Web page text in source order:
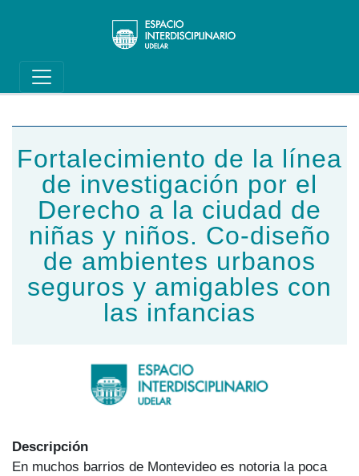
Main navigation
Fortalecimiento de la línea
de investigación por el
Derecho a la ciudad de
niñas y niños. Co-diseño
de ambientes urbanos
seguros y amigables con
las infancias
Descripción
En muchos barrios de Montevideo es notoria la poca